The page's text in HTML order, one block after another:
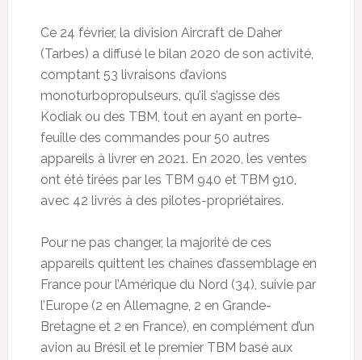
Ce 24 février, la division Aircraft de Daher
(Tarbes) a diffusé le bilan 2020 de son activité,
comptant 53 livraisons d’avions
monoturbopropulseurs, qu’il s’agisse des
Kodiak ou des TBM, tout en ayant en porte-
feuille des commandes pour 50 autres
appareils à livrer en 2021. En 2020, les ventes
ont été tirées par les TBM 940 et TBM 910,
avec 42 livrés à des pilotes-propriétaires.
Pour ne pas changer, la majorité de ces
appareils quittent les chaînes d’assemblage en
France pour l’Amérique du Nord (34), suivie par
l’Europe (2 en Allemagne, 2 en Grande-
Bretagne et 2 en France), en complément d’un
avion au Brésil et le premier TBM basé aux